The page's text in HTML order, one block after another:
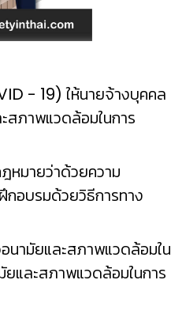
- 19) ให้นายจ้างบุคคล
ภาพแวดล้อมในการ
หมายว่าด้วยความ
กอบรมด้วยวิธีการทาง
นามัยและสภาพแวดล้อมใน
และสภาพแวดล้อมในการ